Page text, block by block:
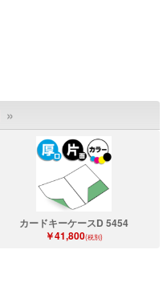
»
カードキーケースD 5454
￥41,800(税別)